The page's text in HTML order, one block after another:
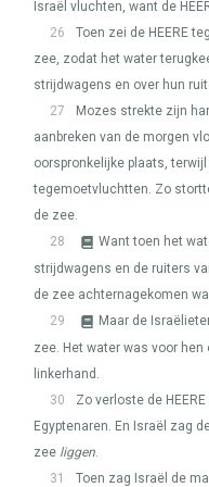
Israël vluchten, want de
26
Toen zei de HEERE
zee, zodat het water
strijdwagens en over hun
27
Mozes strekte zijn
aanbreken van de morgen
oorspronkelijke plaats,
tegemoetvluchtten. Zo
de zee.
28
Want toen het
strijdwagens en de ruiters
de zee achternagekomen
29
Maar de
zee. Het water was voor
linkerhand.
30
Zo verloste de HEERE
Egyptenaren. En Israël zag
zee liggen.
31
Toen zag Israël de